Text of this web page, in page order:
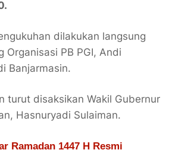
dilakukan langsung
Organisasi PB PGI, Andi
Banjarmasin.
turut disaksikan Wakil Gubernur
Hasnuryadi Sulaiman.
Ramadan 1447 H Resmi